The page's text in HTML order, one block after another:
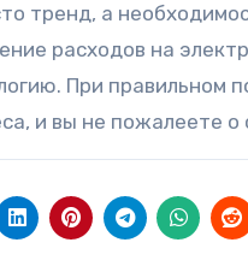
тренд, а
расходов на
При правильном
и вы не пожалеете о